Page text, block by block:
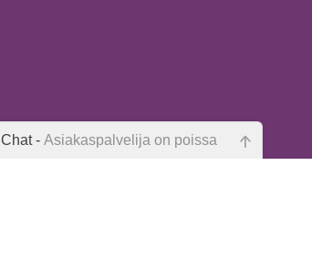
Chat -Asiakaspalvelija on poissa